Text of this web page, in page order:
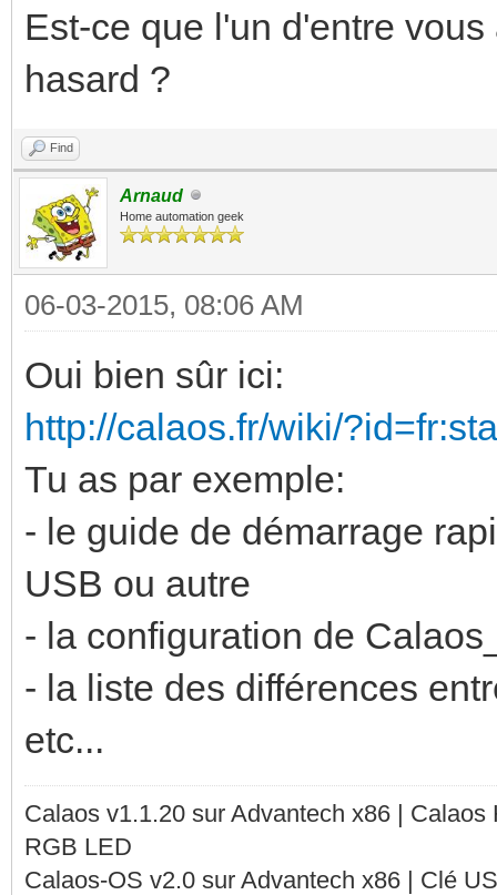
Est-ce que l'un d'entre
hasard ?
Find
Arnaud
Home automation geek
06-03-2015, 08:06 AM
Oui bien sûr ici:
http://calaos.fr/wiki/
Tu as par exemple:
- le guide de démarrage
USB ou autre
- la configuration de
- la liste des différences
etc...
Calaos v1.1.20 sur Advantech x86 |
RGB LED
Calaos-OS v2.0 sur Advantech x86 | Clé